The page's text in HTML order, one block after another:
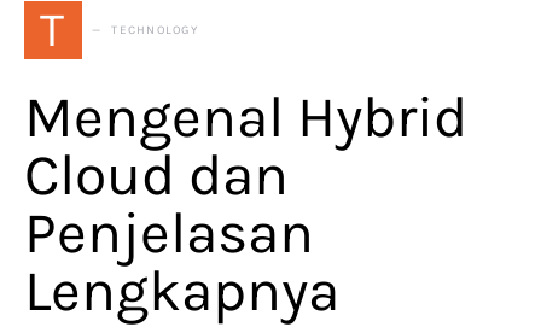
T TECHNOLOGY
Mengenal Hybrid
Cloud dan
Penjelasan
Lengkapnya